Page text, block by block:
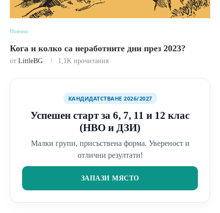
Новини
Кога и колко са неработните дни през 2023?
от LittleBG 1,1K прочитания
КАНДИДАТСТВАНЕ 2026/2027
Успешен старт за 6, 7, 11 и 12 клас
(НВО и ДЗИ)
Малки групи, присъствена форма. Увереност и
отлични резултати!
ЗАПАЗИ МЯСТО